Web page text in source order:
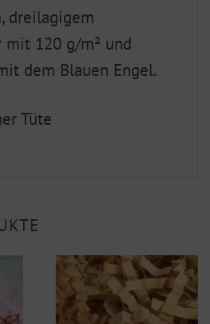
dreilagigem
mit 120 g/m² und
dem Blauen Engel.
Tüte